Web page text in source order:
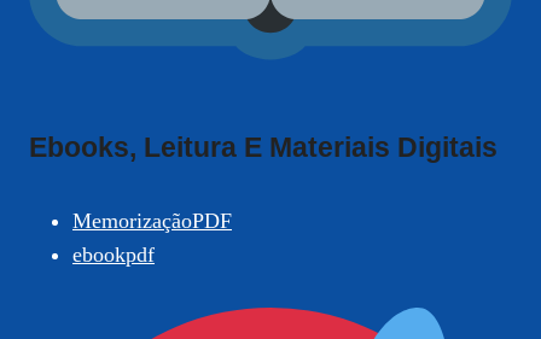
Ebooks, Leitura E Materiais Digitais
MemorizaçãoPDF
ebookpdf